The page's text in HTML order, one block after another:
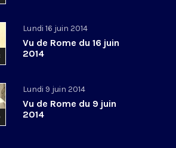
Lundi 16 juin 2014
Vu de Rome du 16 juin
2014
Lundi 9 juin 2014
Vu de Rome du 9 juin
2014